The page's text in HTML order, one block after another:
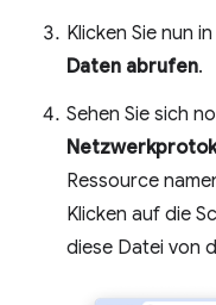
Klicken Sie nun
Daten abrufen.
Sehen Sie sich
Ressource
Klicken auf die
diese Datei von